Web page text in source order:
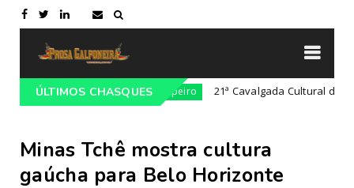
ÚLTIMOS CHASQUES
em Lajeado-RS Campeiro 21ª Cavalgada Cultural da Costa
Minas Tchê mostra cultura
gaúcha para Belo Horizonte